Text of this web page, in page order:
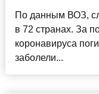
По данным ВОЗ,
в 72 странах. За
коронавируса
заболели...